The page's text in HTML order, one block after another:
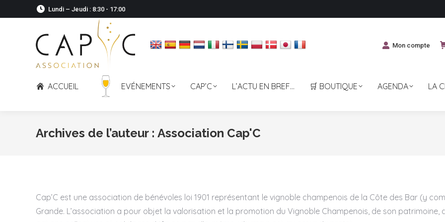
Lundi – Jeudi : 8:30 - 17:00
Mon compte
ACCUEIL EVÉNEMENTS CAP’C L’ACTU EN BREF… 🛒 BOUTIQUE AGENDA LA
Archives de l’auteur : Association Cap'C
Cap’C est une association de bénévoles loi 1901 représentant le vignoble champenois de la Côte des Bar (y
Grande. L’association a pour objet la valorisation et la promotion du Vignoble Champenois, de son